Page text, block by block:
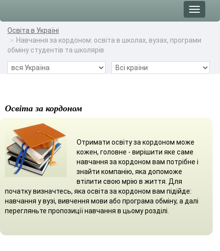
Toggle
Освіта в Україні
Навчання за кордоном: освіта в школах, вузах, програми
обміну студентів та школярів
Освіта за кордоном
Отримати освіту за кордоном може
кожен, головне - вирішити яке саме
навчання за кордоном вам потрібне і
знайти компанію, яка допоможе
втілити свою мрію в життя. Для
початку визначтесь, яка освіта за кордоном вам підійде:
навчання у вузі, вивчення мови або програма обміну, а далі
перегляньте пропозиції навчання в цьому розділі.